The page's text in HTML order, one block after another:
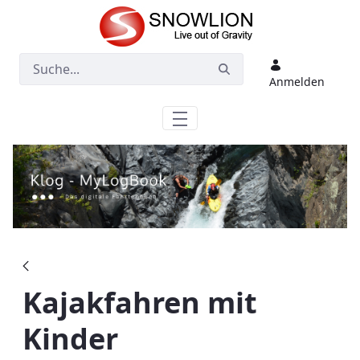
Zum Hauptinhalt springen
Anmelden
Kajakfahren mit
Kinder